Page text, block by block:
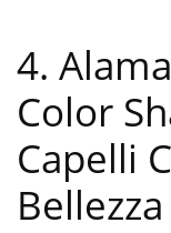
4.
Color
Capelli
Bellezza